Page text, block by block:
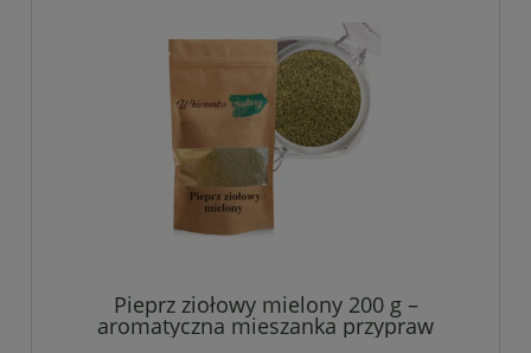
Pieprz ziołowy mielony 200 g –
aromatyczna mieszanka przypraw